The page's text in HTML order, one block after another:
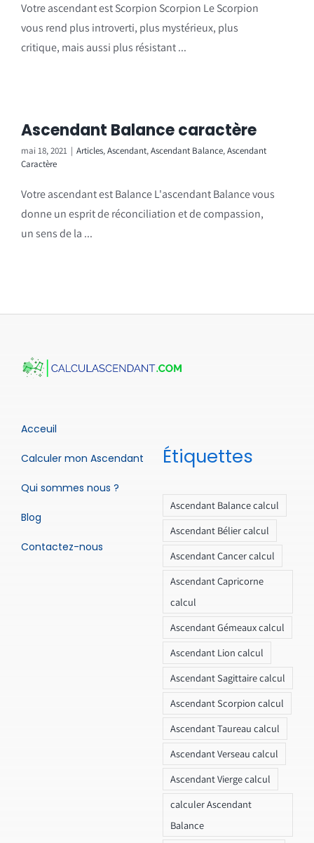
Votre ascendant est Scorpion Scorpion Le Scorpion
vous rend plus introverti, plus mystérieux, plus
critique, mais aussi plus résistant ...
Ascendant Balance caractère
mai 18, 2021 | Articles,Ascendant,Ascendant Balance,Ascendant
Caractère
Votre ascendant est Balance L'ascendant Balance vous
donne un esprit de réconciliation et de compassion,
un sens de la ...
Acceuil
Calculer mon Ascendant
Qui sommes nous ?
Blog
Contactez-nous
Étiquettes
Ascendant Balance calcul
Ascendant Bélier calcul
Ascendant Cancer calcul
Ascendant Capricorne
calcul
Ascendant Gémeaux calcul
Ascendant Lion calcul
Ascendant Sagittaire calcul
Ascendant Scorpion calcul
Ascendant Taureau calcul
Ascendant Verseau calcul
Ascendant Vierge calcul
calculer Ascendant
Balance